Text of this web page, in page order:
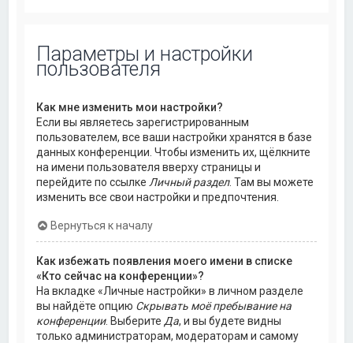
Параметры и настройки
пользователя
Как мне изменить мои настройки?
Если вы являетесь зарегистрированным
пользователем, все ваши настройки хранятся в базе
данных конференции. Чтобы изменить их, щёлкните
на имени пользователя вверху страницы и
перейдите по ссылке Личный раздел. Там вы можете
изменить все свои настройки и предпочтения.
Вернуться к началу
Как избежать появления моего имени в списке
«Кто сейчас на конференции»?
На вкладке «Личные настройки» в личном разделе
вы найдёте опцию Скрывать моё пребывание на
конференции. Выберите Да, и вы будете видны
только администраторам, модераторам и самому